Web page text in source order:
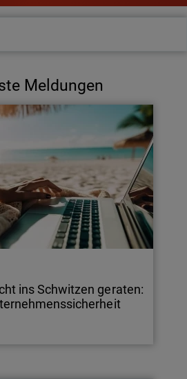
Meldungen
ins Schwitzen geraten: